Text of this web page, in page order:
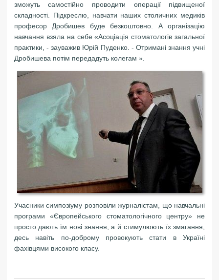
зможуть самостійно проводити операції підвищеної
складності. Підкреслю, навчати наших столичних медиків
професор Дробишев буде безкоштовно. А організацію
навчання взяла на себе «Асоціація стоматологів загальної
практики, - зауважив Юрій Пуденко. - Отримані знання учні
Дробишева потім передадуть колегам ».
Учасники симпозіуму розповіли журналістам, що навчальні
програми «Європейського стоматологічного центру» не
просто дають їм нові знання, а й стимулюють їх змагання,
десь навіть по-доброму провокують стати в Україні
фахівцями високого класу.